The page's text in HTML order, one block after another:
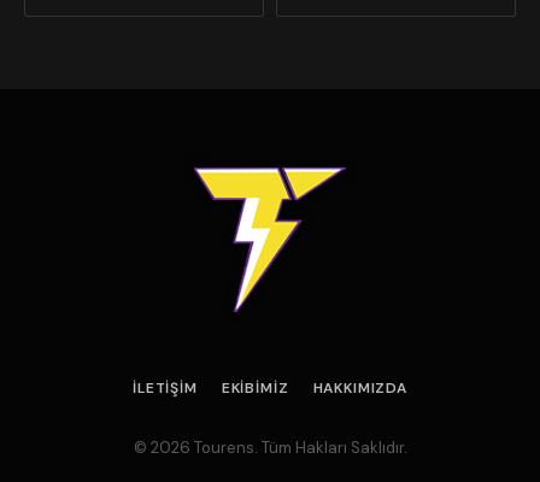
İLETIŞIM EKIBIMIZ HAKKIMIZDA
© 2026 Tourens. Tüm Hakları Saklıdır.